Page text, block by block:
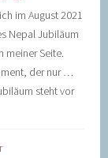
im August 2021
Nepal Jubiläum
meiner Seite.
der nur …
steht vor